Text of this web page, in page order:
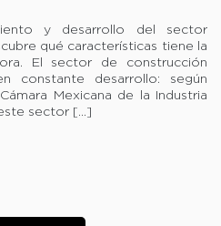
y desarrollo del sector
qué características tiene la
El sector de construcción
constante desarrollo: según
Mexicana de la Industria
sector […]